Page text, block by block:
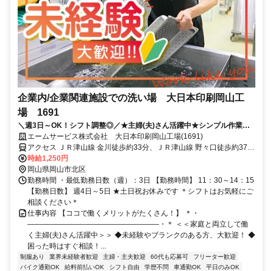
企業内/企業関連施設での洗い場 大日本印刷岡山工
場 1691
＼週3日～OK！シフト調整◎／★主婦(夫)さん活躍中★シンプル作業で
続けやすい★待遇充実の大手企業◎
エームサービス株式会社 大日本印刷岡山工場(1691)
アクセス ＪＲ津山線 金川徒歩約33分、ＪＲ津山線 野々口徒歩約37
分、ＪＲ津山線 建部徒歩約103分 ※住所から自動設定しているた
め、MAPの位置がずれている場合がございます
時給1,250円
岡山県岡山市北区
勤務時間 ・最低勤務日数（週）：3日 【勤務時間】 11：30～14：15
【勤務日数】 週4日～5日 ★土日祝お休みです ＊シフトはお気軽にご
相談ください＊
仕事内容 【ココで働くメリットがたくさん！】 ＊・
――――――――――――――――――・＊ ＜＜家庭と両立して働
く主婦(夫)さん活躍中＞＞ ◆未経験やブランクのある方、大歓迎！ ◆
困った時はすぐ相談！...
制服あり 業界未経験者歓迎 主婦・主夫歓迎 60代も応募可
フリーター歓迎
バイク通勤OK
給料前払いOK シフト自由 学歴不問 車通勤OK
平日のみOK